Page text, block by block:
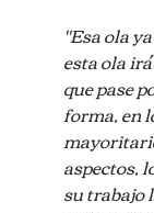
"Esa ola
esta ola
que pase
forma, en
aspectos,
su trabajo